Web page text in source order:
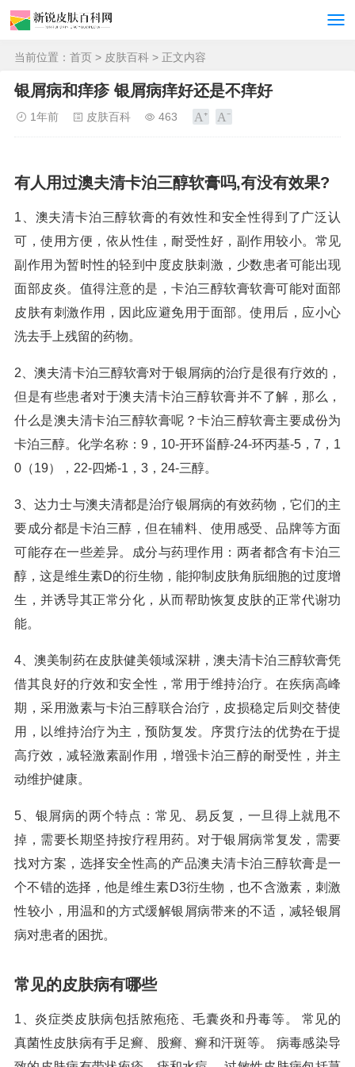
当前位置： 首页 > 皮肤百科 > 正文内容
银屑病和痒疹 银屑病痒好还是不痒好
1年前 皮肤百科 463
有人用过澳夫清卡泊三醇软膏吗,有没有效果?
1、澳夫清卡泊三醇软膏的有效性和安全性得到了广泛认
可，使用方便，依从性佳，耐受性好，副作用较小。常见
副作用为暂时性的轻到中度皮肤刺激，少数患者可能出现
面部皮炎。值得注意的是，卡泊三醇软膏软膏可能对面部
皮肤有刺激作用，因此应避免用于面部。使用后，应小心
洗去手上残留的药物。
2、澳夫清卡泊三醇软膏对于银屑病的治疗是很有疗效的，
但是有些患者对于澳夫清卡泊三醇软膏并不了解，那么，
什么是澳夫清卡泊三醇软膏呢？卡泊三醇软膏主要成份为
卡泊三醇。化学名称：9，10-开环甾醇-24-环丙基-5，7，1
0（19），22-四烯-1，3，24-三醇。
3、达力士与澳夫清都是治疗银屑病的有效药物，它们的主
要成分都是卡泊三醇，但在辅料、使用感受、品牌等方面
可能存在一些差异。成分与药理作用：两者都含有卡泊三
醇，这是维生素D的衍生物，能抑制皮肤角朊细胞的过度增
生，并诱导其正常分化，从而帮助恢复皮肤的正常代谢功
能。
4、澳美制药在皮肤健美领域深耕，澳夫清卡泊三醇软膏凭
借其良好的疗效和安全性，常用于维持治疗。在疾病高峰
期，采用激素与卡泊三醇联合治疗，皮损稳定后则交替使
用，以维持治疗为主，预防复发。序贯疗法的优势在于提
高疗效，减轻激素副作用，增强卡泊三醇的耐受性，并主
动维护健康。
5、银屑病的两个特点：常见、易反复，一旦得上就甩不
掉，需要长期坚持按疗程用药。对于银屑病常复发，需要
找对方案，选择安全性高的产品澳夫清卡泊三醇软膏是一
个不错的选择，他是维生素D3衍生物，也不含激素，刺激
性较小，用温和的方式缓解银屑病带来的不适，减轻银屑
病对患者的困扰。
常见的皮肤病有哪些
1、炎症类皮肤病包括脓疱疮、毛囊炎和丹毒等。 常见的
真菌性皮肤病有手足癣、股癣、癣和汗斑等。 病毒感染导